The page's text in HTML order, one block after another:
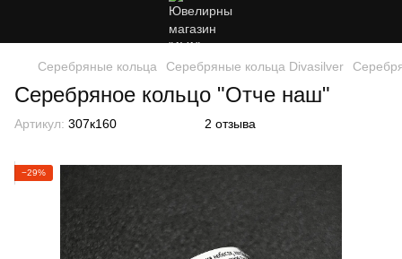
Серебряные кольца Серебряные кольца Divasilver
Серебряное кольцо "Отче наш"
Артикул: 307к160 2 отзыва
−29%